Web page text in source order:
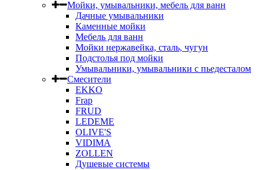
Мойки, умывальники, мебель для ванн
Дачные умывальники
Каменные мойки
Мебель для ванн
Мойки нержавейка, сталь, чугун
Подстолья под мойки
Умывальники, умывальники с пьедесталом
Смесители
EKKO
Frap
FRUD
LEDEME
OLIVE'S
VIDIMA
ZOLLEN
Душевые системы